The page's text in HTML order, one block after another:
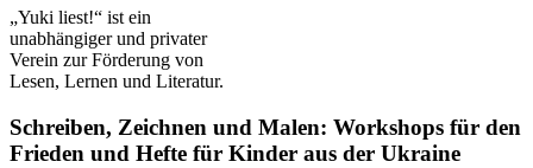
„Yuki liest!“ ist ein
unabhängiger und privater
Verein zur Förderung von
Lesen, Lernen und Literatur.
Schreiben, Zeichnen und Malen: Workshops für den
Frieden und Hefte für Kinder aus der Ukraine